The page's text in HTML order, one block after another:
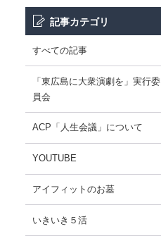
記事カテゴリ
すべての記事
「東広島に大衆演劇を」実行委
員会
ACP「人生会議」について
YOUTUBE
アイフィットのお墓
いきいき５活